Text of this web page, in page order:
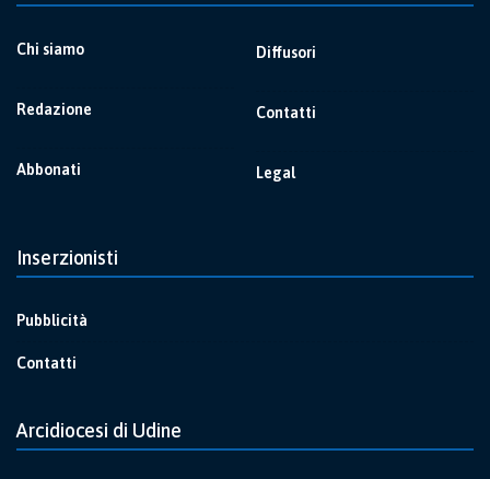
Chi siamo
Redazione
Abbonati
Diffusori
Contatti
Legal
Inserzionisti
Pubblicità
Contatti
Arcidiocesi di Udine